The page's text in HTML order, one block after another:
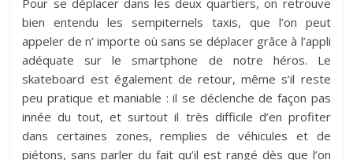
Pour se déplacer dans les deux quartiers, on retrouve
bien entendu les sempiternels taxis, que l’on peut
appeler de n’ importe où sans se déplacer grâce à l’appli
adéquate sur le smartphone de notre héros. Le
skateboard est également de retour, même s’il reste
peu pratique et maniable : il se déclenche de façon pas
innée du tout, et surtout il très difficile d’en profiter
dans certaines zones, remplies de véhicules et de
piétons, sans parler du fait qu’il est rangé dès que l’on